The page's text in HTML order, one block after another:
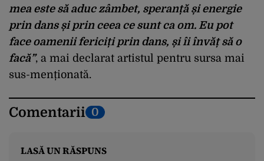
mea este să aduc zâmbet, speranță și energie
prin dans și prin ceea ce sunt ca om. Eu pot
face oamenii fericiți prin dans, și îi învăț să o
facă”, a mai declarat artistul pentru sursa mai
sus-menționată.
Comentarii 0
LASĂ UN RĂSPUNS